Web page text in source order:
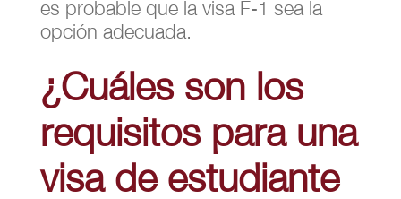
es probable que la visa F-1 sea la
opción adecuada.
¿Cuáles son los
requisitos para una
visa de estudiante